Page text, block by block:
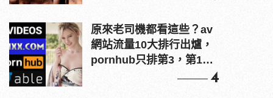
原來老司機都看這些？av
網站流量10大排行出爐，
pornhub只排第3，第1名
4